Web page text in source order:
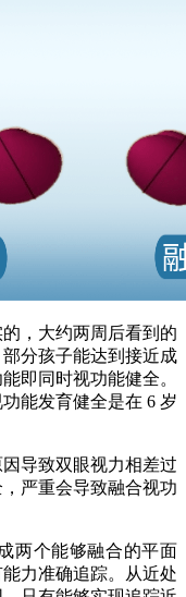
，大约两周后看到的
分孩子能达到接近成
即同时视功能健全。
能发育健全是在 6 岁
导致双眼视力相差过
严重会导致融合视功
两个能够融合的平面
力准确追踪。从近处